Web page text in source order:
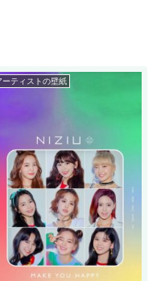
ーティストの壁紙